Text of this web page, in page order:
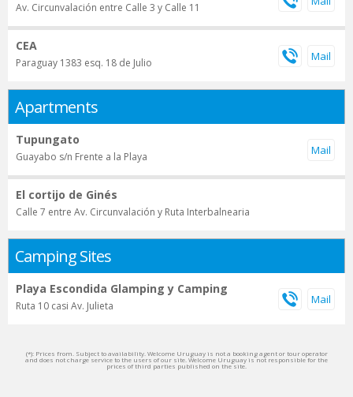
Av. Circunvalación entre Calle 3 y Calle 11
CEA
Paraguay 1383 esq. 18 de Julio
Apartments
Tupungato
Guayabo s/n Frente a la Playa
El cortijo de Ginés
Calle 7 entre Av. Circunvalación y Ruta Interbalnearia
Camping Sites
Playa Escondida Glamping y Camping
Ruta 10 casi Av. Julieta
(*): Prices from. Subject to availability. Welcome Uruguay is not a booking agent or tour operator
and does not charge service to the users of our site. Welcome Uruguay is not responsible for the
prices of third parties published on the site.